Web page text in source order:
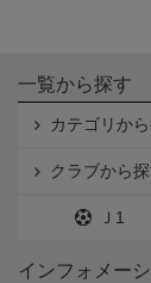
一覧から探す
カテゴリか
クラブから
Ｊ1
インフォメー